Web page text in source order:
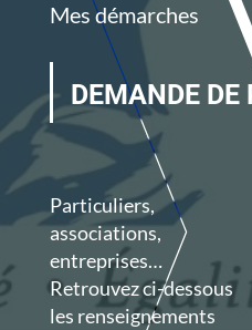
Mes démarches
DEMANDE DE
Particuliers,
associations,
entreprises…
Retrouvez ci-dessous
les renseignements